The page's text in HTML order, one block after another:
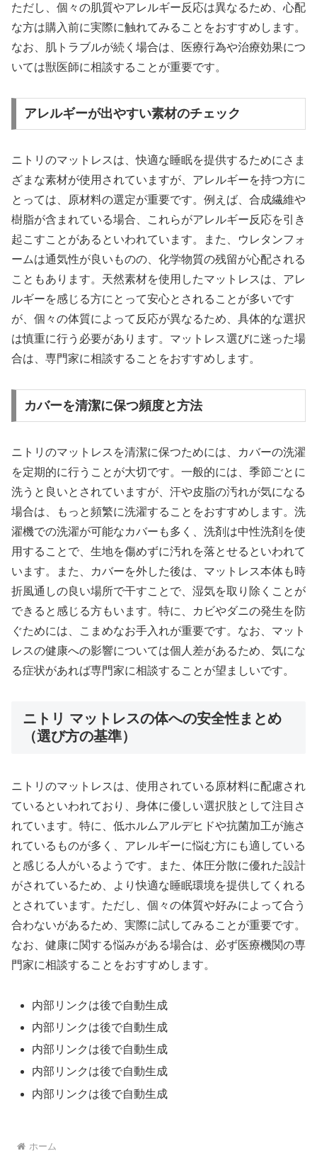
ただし、個々の肌質やアレルギー反応は異なるため、心配
な方は購入前に実際に触れてみることをおすすめします。
なお、肌トラブルが続く場合は、医療行為や治療効果につ
いては獣医師に相談することが重要です。
アレルギーが出やすい素材のチェック
ニトリのマットレスは、快適な睡眠を提供するためにさま
ざまな素材が使用されていますが、アレルギーを持つ方に
とっては、原材料の選定が重要です。例えば、合成繊維や
樹脂が含まれている場合、これらがアレルギー反応を引き
起こすことがあるといわれています。また、ウレタンフォ
ームは通気性が良いものの、化学物質の残留が心配される
こともあります。天然素材を使用したマットレスは、アレ
ルギーを感じる方にとって安心とされることが多いです
が、個々の体質によって反応が異なるため、具体的な選択
は慎重に行う必要があります。マットレス選びに迷った場
合は、専門家に相談することをおすすめします。
カバーを清潔に保つ頻度と方法
ニトリのマットレスを清潔に保つためには、カバーの洗濯
を定期的に行うことが大切です。一般的には、季節ごとに
洗うと良いとされていますが、汗や皮脂の汚れが気になる
場合は、もっと頻繁に洗濯することをおすすめします。洗
濯機での洗濯が可能なカバーも多く、洗剤は中性洗剤を使
用することで、生地を傷めずに汚れを落とせるといわれて
います。また、カバーを外した後は、マットレス本体も時
折風通しの良い場所で干すことで、湿気を取り除くことが
できると感じる方もいます。特に、カビやダニの発生を防
ぐためには、こまめなお手入れが重要です。なお、マット
レスの健康への影響については個人差があるため、気にな
る症状があれば専門家に相談することが望ましいです。
ニトリ マットレスの体への安全性まとめ
（選び方の基準）
ニトリのマットレスは、使用されている原材料に配慮され
ているといわれており、身体に優しい選択肢として注目さ
れています。特に、低ホルムアルデヒドや抗菌加工が施さ
れているものが多く、アレルギーに悩む方にも適している
と感じる人がいるようです。また、体圧分散に優れた設計
がされているため、より快適な睡眠環境を提供してくれる
とされています。ただし、個々の体質や好みによって合う
合わないがあるため、実際に試してみることが重要です。
なお、健康に関する悩みがある場合は、必ず医療機関の専
門家に相談することをおすすめします。
内部リンクは後で自動生成
内部リンクは後で自動生成
内部リンクは後で自動生成
内部リンクは後で自動生成
内部リンクは後で自動生成
ホーム